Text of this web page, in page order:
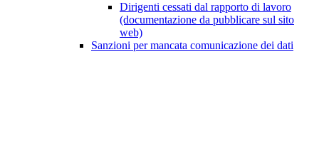
Dirigenti cessati dal rapporto di lavoro
(documentazione da pubblicare sul sito
web)
Sanzioni per mancata comunicazione dei dati